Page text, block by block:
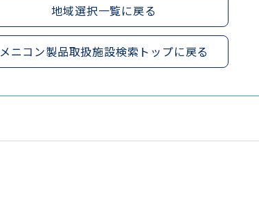
地域選択一覧に戻る
メニコン製品取扱施設検索トップに戻る